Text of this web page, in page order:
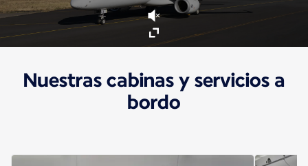
Nuestras cabinas y servicios a
bordo